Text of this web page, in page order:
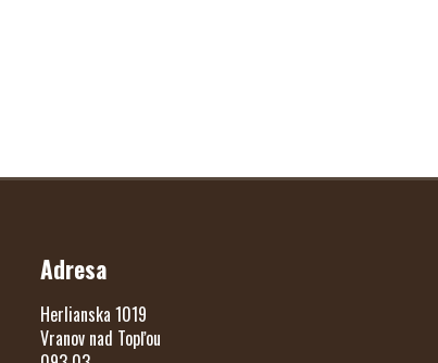
Adresa
Herlianska 1019
Vranov nad Topľou